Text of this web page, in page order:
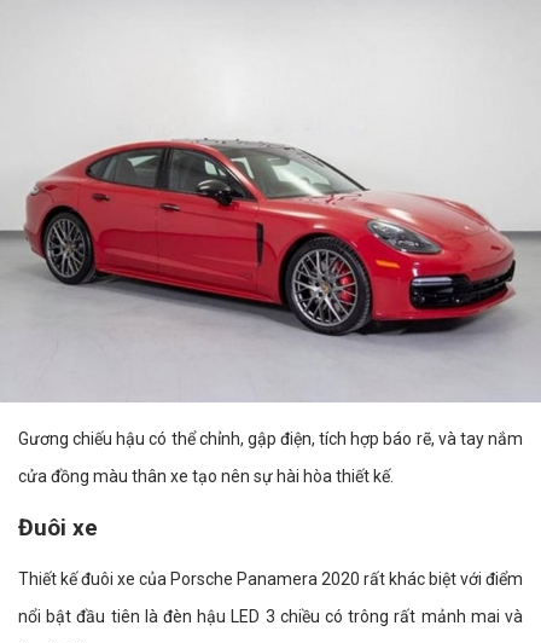
Gương chiếu hậu có thể chỉnh, gập điện, tích hợp báo rẽ, và tay nắm
cửa đồng màu thân xe tạo nên sự hài hòa thiết kế.
Đuôi xe
Thiết kế đuôi xe của Porsche Panamera 2020 rất khác biệt với điểm
nổi bật đầu tiên là đèn hậu LED 3 chiều có trông rất mảnh mai và